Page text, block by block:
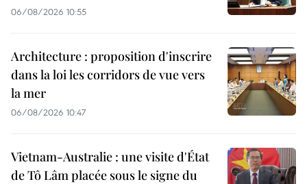
06/08/2026 10:55
Architecture : proposition d'inscrire
dans la loi les corridors de vue vers
la mer
06/08/2026 10:47
Vietnam-Australie : une visite d'État
de Tô Lâm placée sous le signe du